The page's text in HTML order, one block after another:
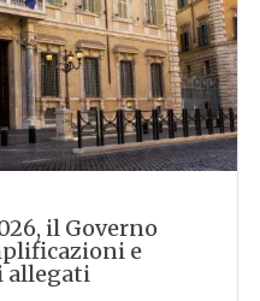
il Governo
e
allegati